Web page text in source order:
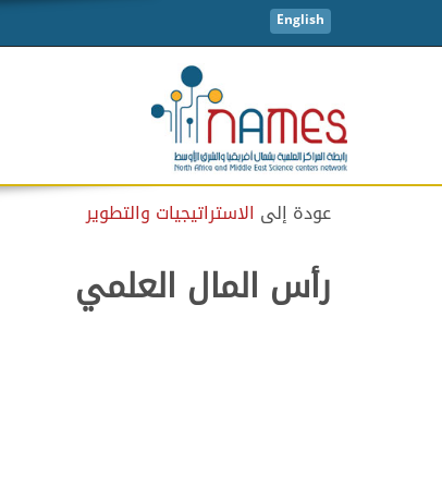
English
عودة إلى الاستراتيجيات والتطوير
رأس المال العلمي